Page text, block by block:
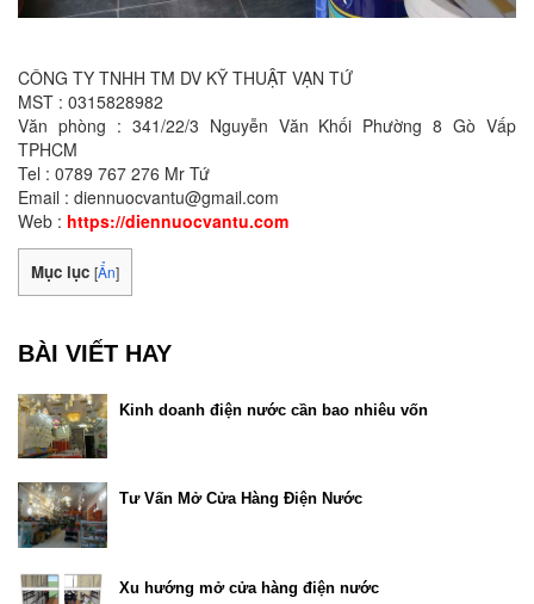
CÔNG TY TNHH TM DV KỸ THUẬT VẠN TỨ
MST : 0315828982
Văn phòng : 341/22/3 Nguyễn Văn Khối Phường 8 Gò Vấp
TPHCM
Tel : 0789 767 276 Mr Tứ
Email : diennuocvantu@gmail.com
Web : https://diennuocvantu.com
Mục lục [Ẩn]
BÀI VIẾT HAY
Kinh doanh điện nước cần bao nhiêu vốn
Tư Vấn Mở Cửa Hàng Điện Nước
Xu hướng mở cửa hàng điện nước